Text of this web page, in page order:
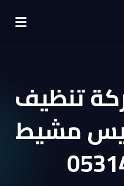
تنظيف
مشيط